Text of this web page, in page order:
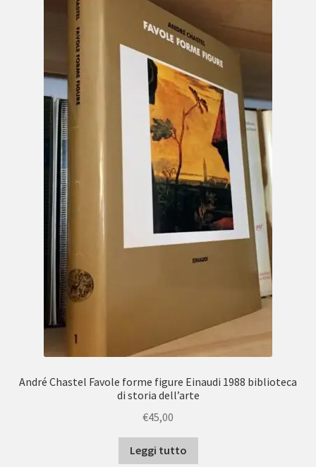
André Chastel Favole forme figure Einaudi 1988 biblioteca
di storia dell’arte
€45,00
Leggi tutto